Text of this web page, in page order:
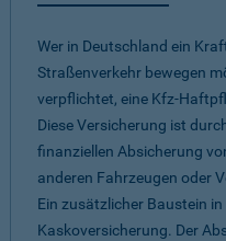
Wer in Deutschland ein
Straßenverkehr bewegen
verpflichtet, eine Kfz-
Diese Versicherung ist
finanziellen Absicherung
anderen Fahrzeugen oder
Ein zusätzlicher Baustein
Kaskoversicherung. Der